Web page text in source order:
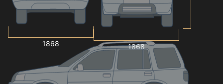
1868 1868